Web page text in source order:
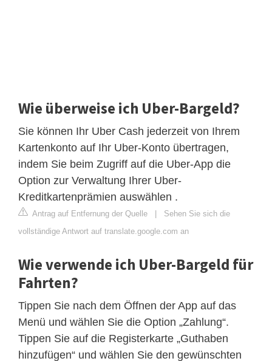
Wie überweise ich Uber-Bargeld?
Sie können Ihr Uber Cash jederzeit von Ihrem
Kartenkonto auf Ihr Uber-Konto übertragen,
indem Sie beim Zugriff auf die Uber-App die
Option zur Verwaltung Ihrer Uber-
Kreditkartenprämien auswählen .
Antrag auf Entfernung der Quelle | Sehen Sie sich die
vollständige Antwort auf translate.google.com an
Wie verwende ich Uber-Bargeld für
Fahrten?
Tippen Sie nach dem Öffnen der App auf das
Menü und wählen Sie die Option „Zahlung“.
Tippen Sie auf die Registerkarte „Guthaben
hinzufügen“ und wählen Sie den gewünschten